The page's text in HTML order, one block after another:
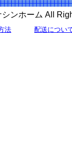
ンホーム All
法 配送につい